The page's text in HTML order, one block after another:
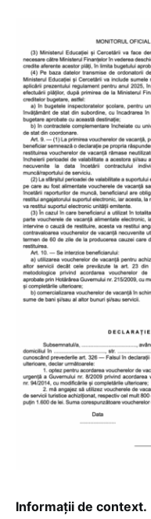
Informații de context.